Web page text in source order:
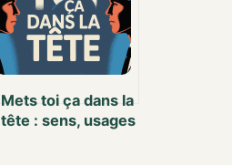
Mets toi ça dans la
tête : sens, usages